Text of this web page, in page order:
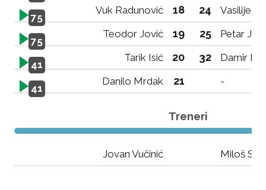
75
Vuk Radunović 18 24 Vasilije
75
Teodor Jović 19 25 Petar
41
Tarik Isić 20 32 Damir
41
Danilo Mrdak 21 -
Treneri
Jovan Vučinić Miloš